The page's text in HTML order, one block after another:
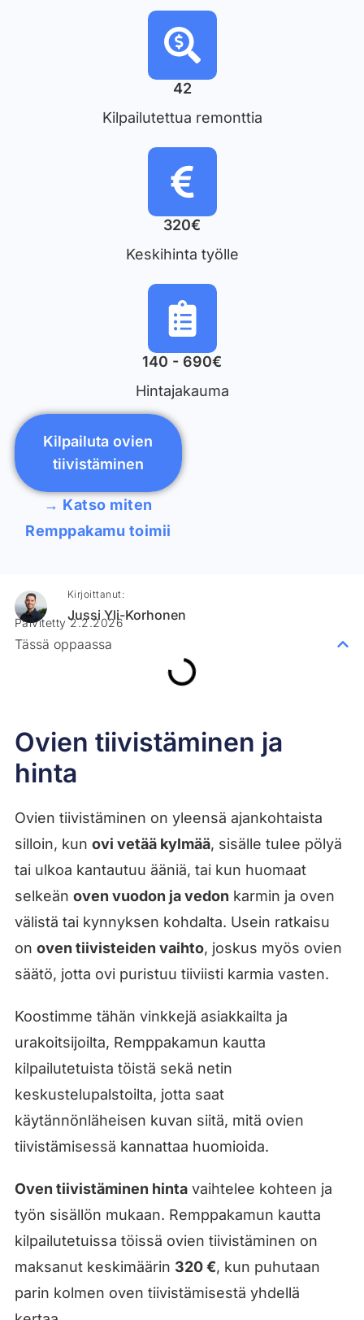
42
Kilpailutettua remonttia
320€
Keskihinta työlle
140 - 690€
Hintajakauma
Kilpailuta ovien
tiivistäminen
→ Katso miten
Remppakamu toimii
Ovien tiivistäminen ja
hinta
Ovien tiivistäminen on yleensä ajankohtaista
silloin, kun ovi vetää kylmää, sisälle tulee pölyä
tai ulkoa kantautuu ääniä, tai kun huomaat
selkeän oven vuodon ja vedon karmin ja oven
välistä tai kynnyksen kohdalta. Usein ratkaisu
on oven tiivisteiden vaihto, joskus myös ovien
säätö, jotta ovi puristuu tiiviisti karmia vasten.
Koostimme tähän vinkkejä asiakkailta ja
urakoitsijoilta, Remppakamun kautta
kilpailutetuista töistä sekä netin
keskustelupalstoilta, jotta saat
käytännönläheisen kuvan siitä, mitä ovien
tiivistämisessä kannattaa huomioida.
Oven tiivistäminen hintavaihtelee kohteen ja
työn sisällön mukaan. Remppakamun kautta
kilpailutetuissa töissä ovien tiivistäminen on
maksanut keskimäärin 320 €, kun puhutaan
parin kolmen oven tiivistämisestä yhdellä
Kirjoittanut:
Jussi Yli-Korhonen
Päivitetty 2.2.2026
Tässä oppaassa